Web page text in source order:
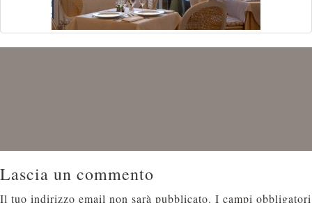
Lascia un commento
Il tuo indirizzo email non sarà pubblicato. I campi obbligatori